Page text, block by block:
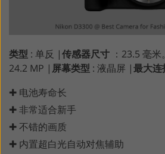
类型 : 单反 |传感器尺寸 ：23.5 毫
24.2 MP | 屏幕类型 : 液晶屏 |最大连
✚ 电池寿命长
✚ 非常适合新手
✚ 不错的画质
✚ 内置超白光自动对焦辅助